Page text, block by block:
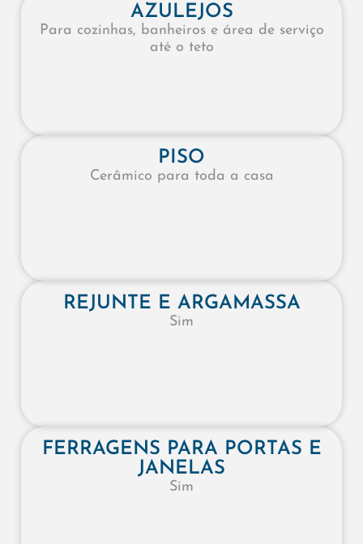
AZULEJOS
Para cozinhas, banheiros e área de serviço
até o teto
PISO
Cerâmico para toda a casa
REJUNTE E ARGAMASSA
Sim
FERRAGENS PARA PORTAS E
JANELAS
Sim